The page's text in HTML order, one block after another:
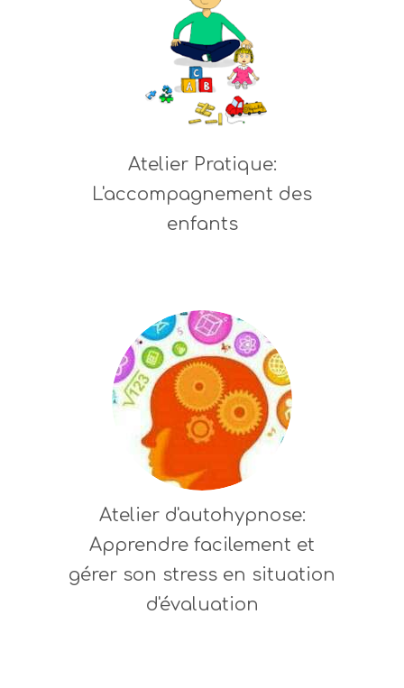
Atelier Pratique:
L'accompagnement des
enfants
Atelier d'autohypnose:
Apprendre facilement et
gérer son stress en situation
d'évaluation